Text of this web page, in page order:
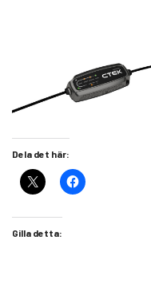
Dela det här:
Gilla detta: